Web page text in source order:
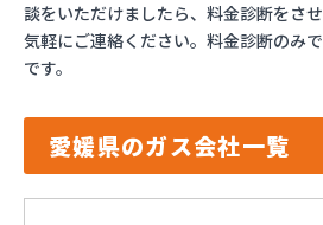
談をいただけましたら、料金診断をさ
気軽にご連絡ください。料金診断のみ
です。
愛媛県のガス会社一覧